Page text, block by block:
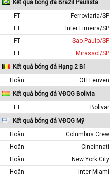
Kết quả bóng đá Brazil Paulista
FT
Ferroviaria/SP
FT
Inter Limeira/SP
FT
Sao Paulo/SP
FT
Mirassol/SP
Kết quả bóng đá Hạng 2 Bỉ
Hoãn
OH Leuven
Kết quả bóng đá VĐQG Bolivia
FT
Bolivar
Kết quả bóng đá VĐQG Mỹ
Hoãn
Columbus Crew
Hoãn
Cincinnati
Hoãn
New York City
Hoãn
Inter Miami